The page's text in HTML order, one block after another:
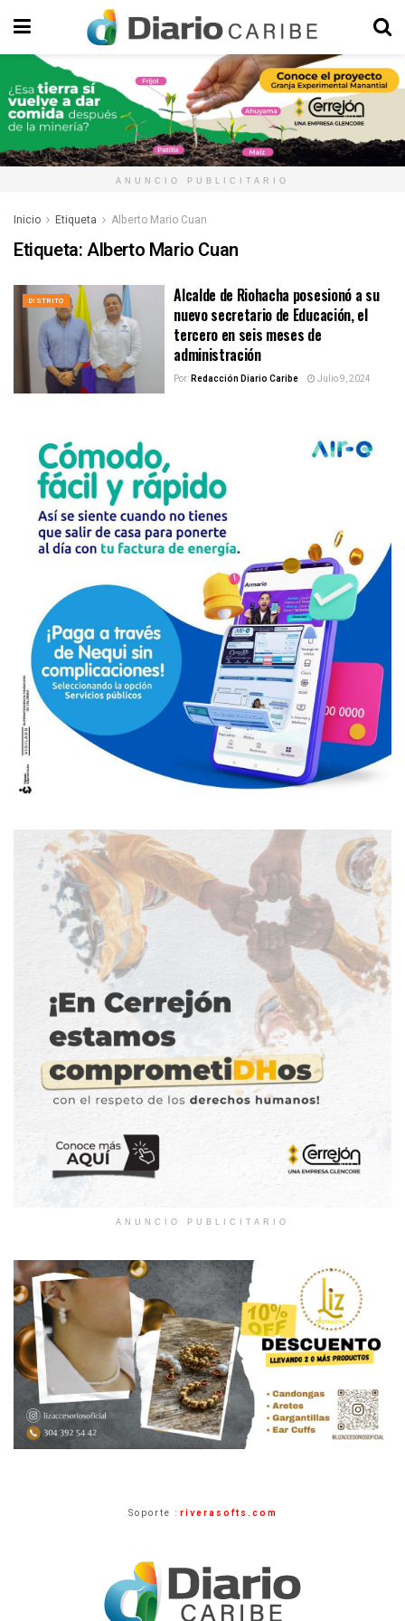
ANUNCIO PUBLICITARIO
Inicio Etiqueta Alberto Mario Cuan
Etiqueta:Alberto Mario Cuan
DISTRITO
Alcalde de Riohacha posesionó a su
nuevo secretario de Educación, el
tercero en seis meses de
administración
Por:Redacción Diario Caribe Julio 9, 2024
ANUNCIO PUBLICITARIO
Soporte : riverasofts.com